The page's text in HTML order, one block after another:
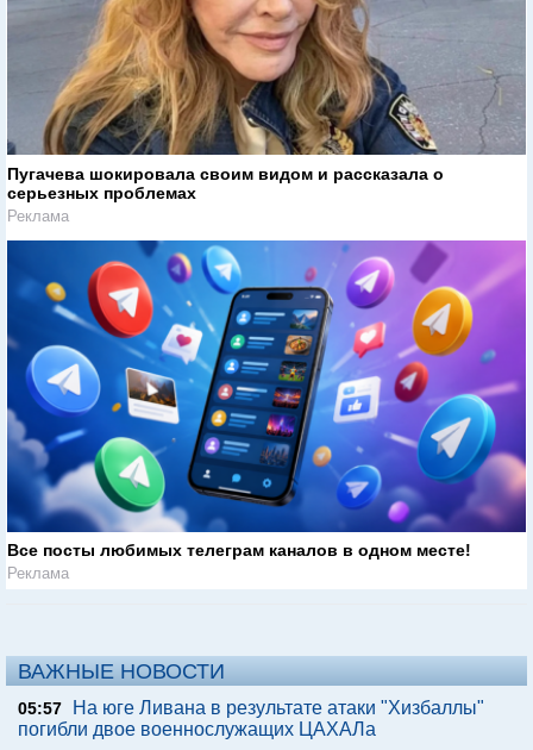
Пугачева шокировала своим видом и рассказала о
серьезных проблемах
Реклама
Все посты любимых телеграм каналов в одном месте!
Реклама
ВАЖНЫЕ НОВОСТИ
05:57
На юге Ливана в результате атаки "Хизбаллы"
погибли двое военнослужащих ЦАХАЛа